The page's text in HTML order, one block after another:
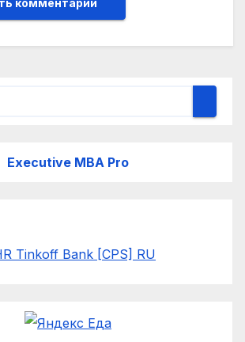
Executive MBA Pro